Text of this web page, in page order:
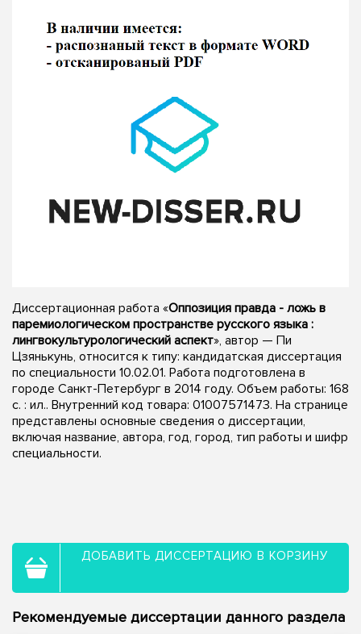
Диссертационная работа «Оппозиция правда - ложь в
паремиологическом пространстве русского языка :
лингвокультурологический аспект», автор — Пи
Цзянькунь, относится к типу: кандидатская диссертация
по специальности 10.02.01. Работа подготовлена в
городе Санкт-Петербург в 2014 году. Объем работы: 168
с. : ил.. Внутренний код товара: 01007571473. На странице
представлены основные сведения о диссертации,
включая название, автора, год, город, тип работы и шифр
специальности.
ДОБАВИТЬ ДИССЕРТАЦИЮ В КОРЗИНУ
Рекомендуемые диссертации данного раздела